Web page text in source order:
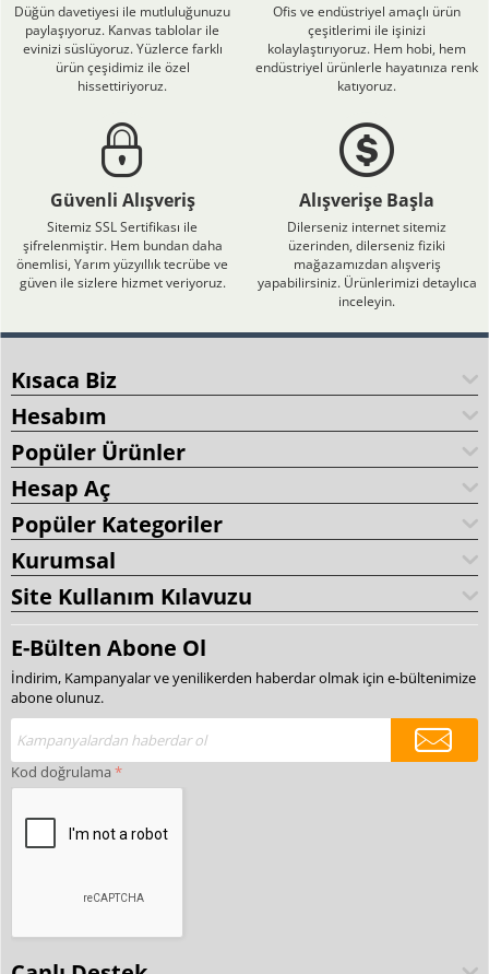
Düğün davetiyesi ile mutluluğunuzu
paylaşıyoruz. Kanvas tablolar ile
evinizi süslüyoruz. Yüzlerce farklı
ürün çeşidimiz ile özel
hissettiriyoruz.
Ofis ve endüstriyel amaçlı ürün
çeşitlerimi ile işinizi
kolaylaştırıyoruz. Hem hobi, hem
endüstriyel ürünlerle hayatınıza renk
katıyoruz.
Güvenli Alışveriş
Sitemiz SSL Sertifikası ile
şifrelenmiştir. Hem bundan daha
önemlisi, Yarım yüzyıllık tecrübe ve
güven ile sizlere hizmet veriyoruz.
Alışverişe Başla
Dilerseniz internet sitemiz
üzerinden, dilerseniz fiziki
mağazamızdan alışveriş
yapabilirsiniz. Ürünlerimizi detaylıca
inceleyin.
Kısaca Biz
Hesabım
Popüler Ürünler
Hesap Aç
Popüler Kategoriler
Kurumsal
Site Kullanım Kılavuzu
E-Bülten Abone Ol
İndirim, Kampanyalar ve yenilikerden haberdar olmak için e-bültenimize
abone olunuz.
Kod doğrulama